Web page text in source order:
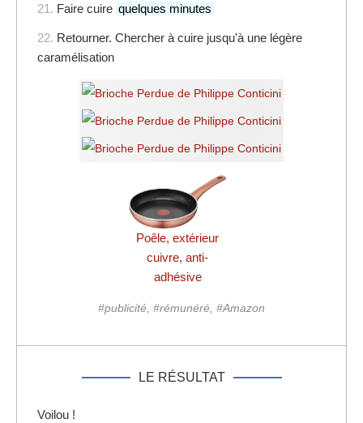
21. Faire cuire quelques minutes
22. Retourner. Chercher à cuire jusqu'à une légère
caramélisation
Poêle, extérieur
cuivre, anti-
adhésive
#publicité, #rémunéré, #Amazon
LE RÉSULTAT
Voilou !